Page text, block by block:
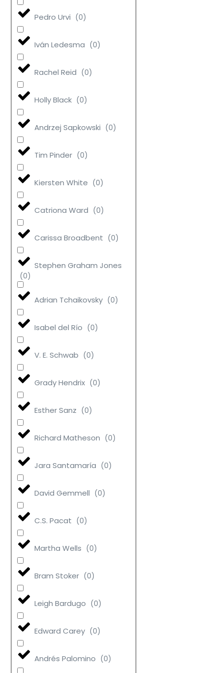
Pedro Urvi (0)
Iván Ledesma (0)
Rachel Reid (0)
Holly Black (0)
Andrzej Sapkowski (0)
Tim Pinder (0)
Kiersten White (0)
Catriona Ward (0)
Carissa Broadbent (0)
Stephen Graham Jones
(0)
Adrian Tchaikovsky (0)
Isabel del Río (0)
V. E. Schwab (0)
Grady Hendrix (0)
Esther Sanz (0)
Richard Matheson (0)
Jara Santamaría (0)
David Gemmell (0)
C.S. Pacat (0)
Martha Wells (0)
Bram Stoker (0)
Leigh Bardugo (0)
Edward Carey (0)
Andrés Palomino (0)